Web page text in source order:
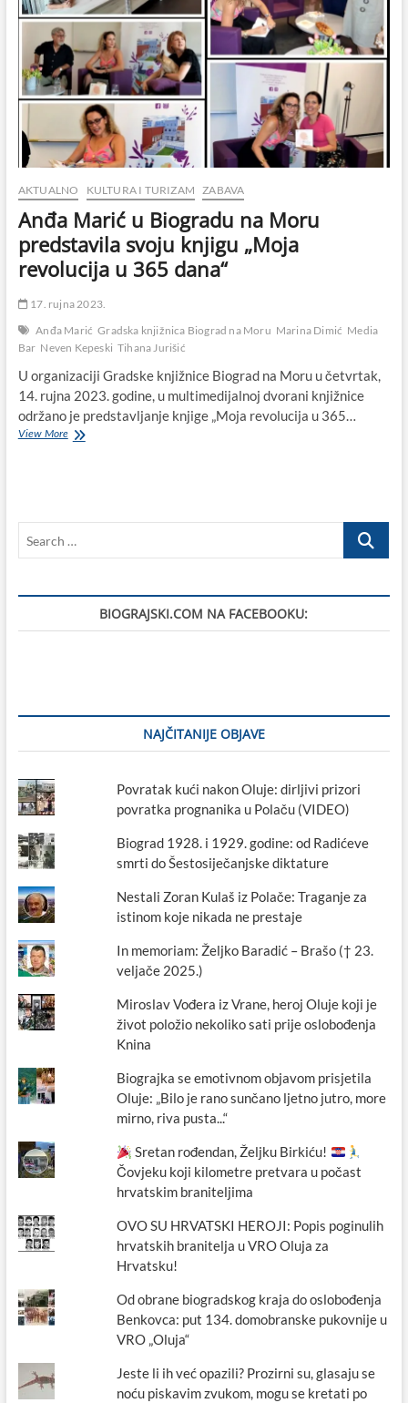
AKTUALNO KULTURA I TURIZAM ZABAVA
Anđa Marić u Biogradu na Moru
predstavila svoju knjigu „Moja
revolucija u 365 dana“
17. rujna 2023.
Anđa Marić Gradska knjižnica Biograd na Moru Marina Dimić Media
Bar Neven Kepeski Tihana Jurišić
U organizaciji Gradske knjižnice Biograd na Moru u četvrtak,
14. rujna 2023. godine, u multimedijalnoj dvorani knjižnice
održano je predstavljanje knjige „Moja revolucija u 365…
View MoreAnđa
svoju
revolucija
365
Search
BIOGRAJSKI.COM NA FACEBOOKU:
NAJČITANIJE OBJAVE
Povratak kući nakon Oluje: dirljivi prizori
povratka prognanika u Polaču (VIDEO)
Biograd 1928. i 1929. godine: od Radićeve
smrti do Šestosiječanjske diktature
Nestali Zoran Kulaš iz Polače: Traganje za
istinom koje nikada ne prestaje
In memoriam: Željko Baradić – Brašo († 23.
veljače 2025.)
Miroslav Vođera iz Vrane, heroj Oluje koji je
život položio nekoliko sati prije oslobođenja
Knina
Biograjka se emotivnom objavom prisjetila
Oluje: „Bilo je rano sunčano ljetno jutro, more
mirno, riva pusta...“
Sretan rođendan, Željku Birkiću!
Čovjeku koji kilometre pretvara u počast
hrvatskim braniteljima
OVO SU HRVATSKI HEROJI: Popis poginulih
hrvatskih branitelja u VRO Oluja za
Hrvatsku!
Od obrane biogradskog kraja do oslobođenja
Benkovca: put 134. domobranske pukovnije u
VRO „Oluja“
Jeste li ih već opazili? Prozirni su, glasaju se
noću piskavim zvukom, mogu se kretati po